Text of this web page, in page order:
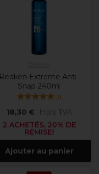
Redken Extreme Anti-
Snap 240ml
(1)
18,30 €
Hors TVA
2 ACHETÉS, 20% DE
REMISE!
Ajouter au panier